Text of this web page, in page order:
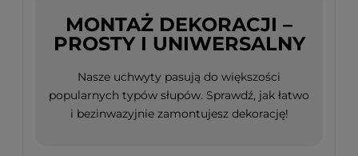
MONTAŻ DEKORACJI –
PROSTY I UNIWERSALNY
Nasze uchwyty pasują do większości
popularnych typów słupów. Sprawdź, jak łatwo
i bezinwazyjnie zamontujesz dekorację!